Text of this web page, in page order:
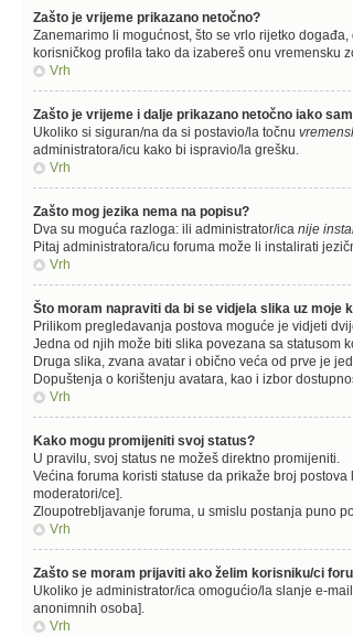
Zašto je vrijeme prikazano netočno?
Zanemarimo li mogućnost, što se vrlo rijetko
korisničkog profila tako da izabereš onu vremensku
Vrh
Zašto je vrijeme i dalje prikazano netočno iako
Ukoliko si siguran/na da si postavio/la točnu
administratora/icu kako bi ispravio/la grešku.
Vrh
Zašto mog jezika nema na popisu?
Dva su moguća razloga: ili administrator/ica nije
Pitaj administratora/icu foruma može li instalirati
Vrh
Što moram napraviti da bi se vidjela slika uz moje
Prilikom pregledavanja postova moguće je vidjeti
Jedna od njih može biti slika povezana sa statusom
Druga slika, zvana avatar i obično veća od prve je
Dopuštenja o korištenju avatara, kao i izbor
Vrh
Kako mogu promijeniti svoj status?
U pravilu, svoj status ne možeš direktno promijeniti.
Većina foruma koristi statuse da prikaže broj
moderatori/ce].
Zloupotrebljavanje foruma, u smislu postanja puno
Vrh
Zašto se moram prijaviti ako želim korisniku/ci
Ukoliko je administrator/ica omogućio/la slanje e-
anonimnih osoba].
Vrh